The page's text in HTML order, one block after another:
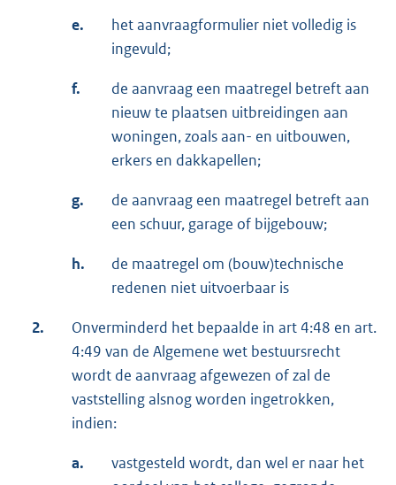
e.
het aanvraagformulier niet volledig is
ingevuld;
f.
de aanvraag een maatregel betreft aan
nieuw te plaatsen uitbreidingen aan
woningen, zoals aan- en uitbouwen,
erkers en dakkapellen;
g.
de aanvraag een maatregel betreft aan
een schuur, garage of bijgebouw;
h.
de maatregel om (bouw)technische
redenen niet uitvoerbaar is
2.
Onverminderd het bepaalde in art 4:48 en art.
4:49 van de Algemene wet bestuursrecht
wordt de aanvraag afgewezen of zal de
vaststelling alsnog worden ingetrokken,
indien:
a.
vastgesteld wordt, dan wel er naar het